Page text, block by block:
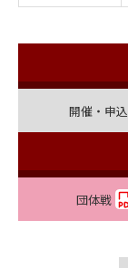
開催・申込
団体戦